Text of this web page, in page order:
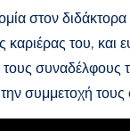
στον
καριέρας του, και
συναδέλφους
συμμετοχή τους